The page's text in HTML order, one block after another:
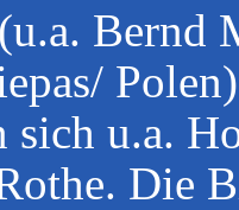
Bernd
sich u.a.
Die